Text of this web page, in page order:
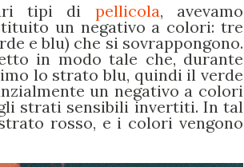
tipi di pellicola, avevamo
un negativo a colori: tre
e blu) che si sovrappongono.
in modo tale che, durante
lo strato blu, quindi il verde
un negativo a colori
strati sensibili invertiti. In tal
rosso, e i colori vengono